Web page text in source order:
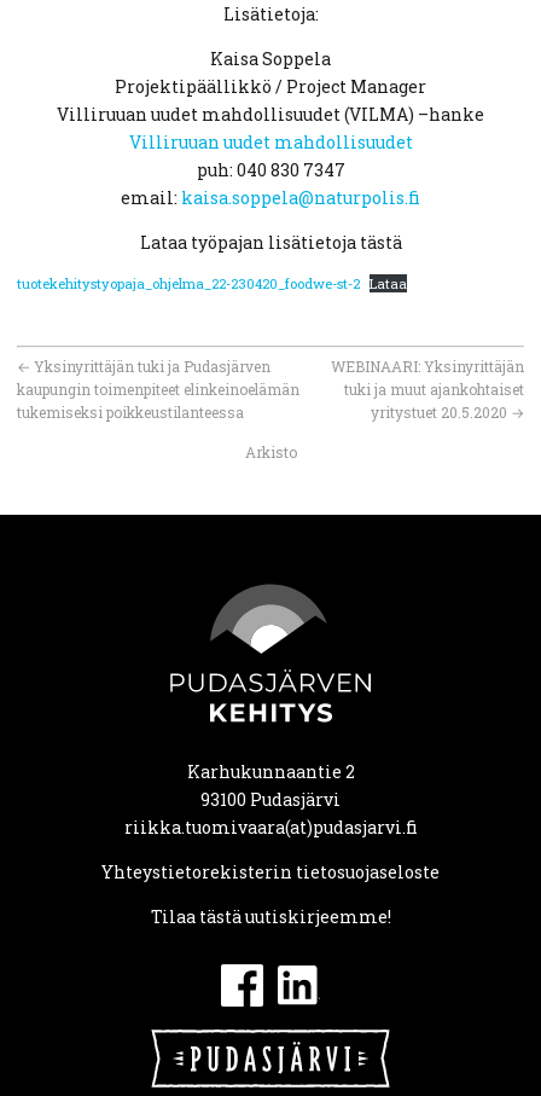
Lisätietoja:
Kaisa Soppela
Projektipäällikkö / Project Manager
Villiruuan uudet mahdollisuudet (VILMA) –hanke
Villiruuan uudet mahdollisuudet
puh: 040 830 7347
email: kaisa.soppela@naturpolis.fi
Lataa työpajan lisätietoja tästä
tuotekehitystyopaja_ohjelma_22-230420_foodwe-st-2 Lataa
← Yksinyrittäjän tuki ja Pudasjärven
kaupungin toimenpiteet elinkeinoelämän
tukemiseksi poikkeustilanteessa
WEBINAARI: Yksinyrittäjän
tuki ja muut ajankohtaiset
yritystuet 20.5.2020 →
Arkisto
Karhukunnaantie 2
93100 Pudasjärvi
riikka.tuomivaara(at)pudasjarvi.fi
Yhteystietorekisterin tietosuojaseloste
Tilaa tästä uutiskirjeemme!